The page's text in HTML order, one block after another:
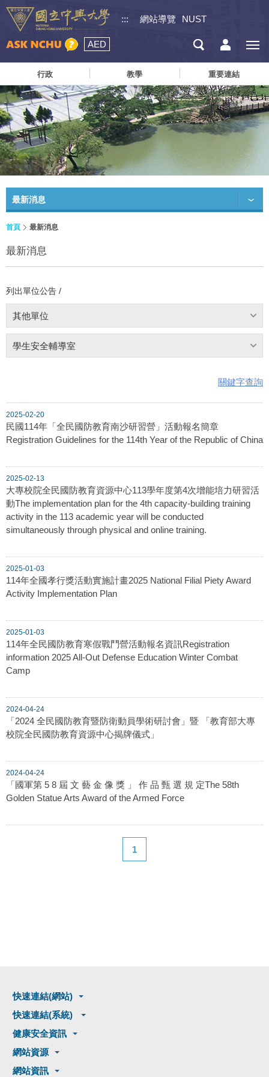
::: 網站導覽 NUST
AED
行政 教學 重要連結
最新消息
首頁 最新消息
最新消息
列出單位公告 /
其他單位
學生安全輔導室
關鍵字查詢
2025-02-20
民國114年「全民國防教育南沙研習營」活動報名簡章
Registration Guidelines for the 114th Year of the Republic of China
2025-02-13
大專校院全民國防教育資源中心113學年度第4次增能培力研習活
動The implementation plan for the 4th capacity-building training
activity in the 113 academic year will be conducted
simultaneously through physical and online training.
2025-01-03
114年全國孝行獎活動實施計畫2025 National Filial Piety Award
Activity Implementation Plan
2025-01-03
114年全民國防教育寒假戰鬥營活動報名資訊Registration
information 2025 All-Out Defense Education Winter Combat
Camp
2024-04-24
「2024 全民國防教育暨防衛動員學術研討會」暨 「教育部大專
校院全民國防教育資源中心揭牌儀式」
2024-04-24
「國軍第 5 8 屆 文 藝 金 像 獎 」 作 品 甄 選 規 定The 58th
Golden Statue Arts Award of the Armed Force
1
快速連結(網站)
快速連結(系統)
健康安全資訊
網站資源
網站資訊